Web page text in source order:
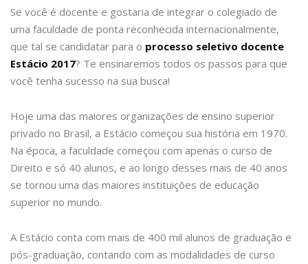
Se você é docente e gostaria de integrar o colegiado de
uma faculdade de ponta reconhecida internacionalmente,
que tal se candidatar para o processo seletivo docente
Estácio 2017? Te ensinaremos todos os passos para que
você tenha sucesso na sua busca!
Hoje uma das maiores organizações de ensino superior
privado no Brasil, a Estácio começou sua história em 1970.
Na época, a faculdade começou com apenas o curso de
Direito e só 40 alunos, e ao longo desses mais de 40 anos
se tornou uma das maiores instituições de educação
superior no mundo.
A Estácio conta com mais de 400 mil alunos de graduação e
pós-graduação, contando com as modalidades de curso